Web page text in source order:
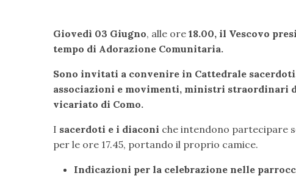
Giovedì 03 Giugno, alle ore 18.00, il Vescovo
tempo di Adorazione Comunitaria.
Sono invitati a convenire in Cattedrale
associazioni e movimenti, ministri straordinari
vicariato di Como.
I sacerdoti e i diaconi che intendono partecipare
per le ore 17.45, portando il proprio camice.
Indicazioni per la celebrazione nelle